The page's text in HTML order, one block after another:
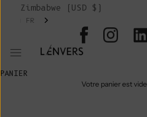
L'ENVERS
Ouvrir le menu de navigation
Zimbabwe (USD $)
FR
PANIER
Votre panier est vide